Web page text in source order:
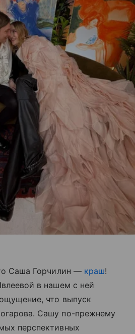
Саша Горчилин — краш!
в нашем с ней
что выпуск
Сашу по-прежнему
перспективных